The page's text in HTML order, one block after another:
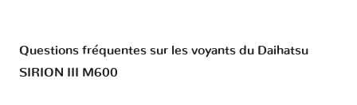
Questions fréquentes sur les voyants du Daihatsu
SIRION III M600